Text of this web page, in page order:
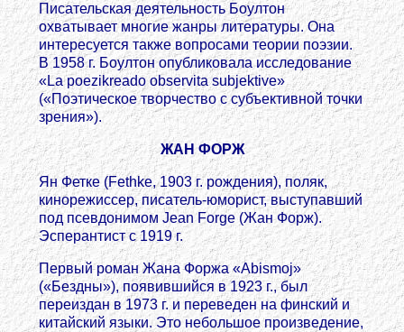
Писательская деятельность Боултон
охватывает многие жанры литературы. Она
интересуется также вопросами теории поэзии.
В 1958 г. Боултон опубликовала исследование
«La poezikreado observita subjektive»
(«Поэтическое творчество с субъективной точки
зрения»).
ЖАН ФОРЖ
Ян Фетке (Fethke, 1903 г. рождения), поляк,
кинорежиссер, писатель-юморист, выступавший
под псевдонимом Jean Forge (Жан Форж).
Эсперантист с 1919 г.
Первый роман Жана Форжа «Abismoj»
(«Бездны»), появившийся в 1923 г., был
переиздан в 1973 г. и переведен на финский и
китайский языки. Это небольшое произведение,